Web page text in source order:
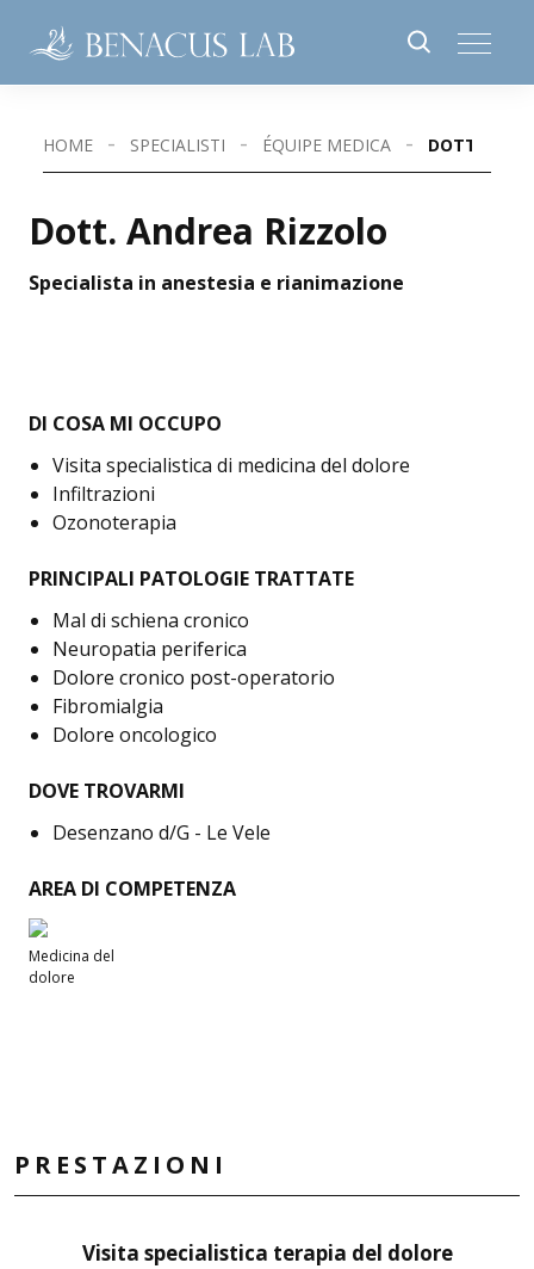
HOME SPECIALISTI ÉQUIPE MEDICA DOTT.
Dott. Andrea Rizzolo
Specialista in anestesia e rianimazione
DI COSA MI OCCUPO
Visita specialistica di medicina del dolore
Infiltrazioni
Ozonoterapia
PRINCIPALI PATOLOGIE TRATTATE
Mal di schiena cronico
Neuropatia periferica
Dolore cronico post-operatorio
Fibromialgia
Dolore oncologico
DOVE TROVARMI
Desenzano d/G - Le Vele
AREA DI COMPETENZA
Medicina del
dolore
PRESTAZIONI
Visita specialistica terapia del dolore